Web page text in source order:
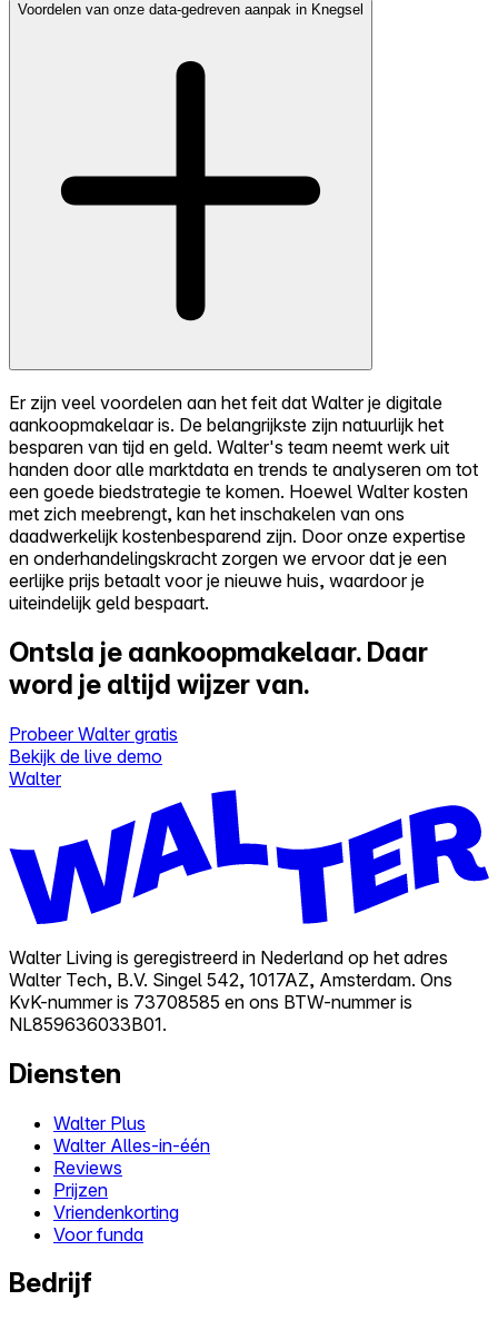
Voordelen van onze data-gedreven aanpak in Knegsel
Er zijn veel voordelen aan het feit dat Walter je digitale
aankoopmakelaar is. De belangrijkste zijn natuurlijk het
besparen van tijd en geld. Walter's team neemt werk uit
handen door alle marktdata en trends te analyseren om tot
een goede biedstrategie te komen. Hoewel Walter kosten
met zich meebrengt, kan het inschakelen van ons
daadwerkelijk kostenbesparend zijn. Door onze expertise
en onderhandelingskracht zorgen we ervoor dat je een
eerlijke prijs betaalt voor je nieuwe huis, waardoor je
uiteindelijk geld bespaart.
Ontsla je aankoopmakelaar. Daar
word je altijd wijzer van.
Probeer Walter gratis
Bekijk de live demo
Walter
Walter Living is geregistreerd in Nederland op het adres
Walter Tech, B.V. Singel 542, 1017AZ, Amsterdam. Ons
KvK-nummer is 73708585 en ons BTW-nummer is
NL859636033B01.
Diensten
Walter Plus
Walter Alles-in-één
Reviews
Prijzen
Vriendenkorting
Voor funda
Bedrijf